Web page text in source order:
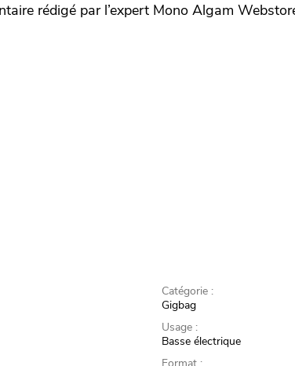
rédigé par l’expert Mono Algam
Catégorie :
Gigbag
Usage :
Basse électrique